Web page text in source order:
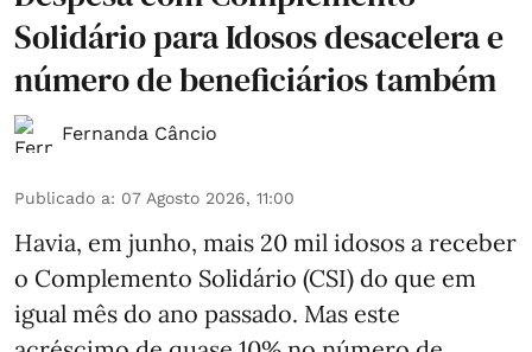
Solidário para Idosos desacelera e
número de beneficiários também
Fernanda Câncio
Publicado a: 07 Agosto 2026, 11:00
Havia, em junho, mais 20 mil idosos a receber
o Complemento Solidário (CSI) do que em
igual mês do ano passado. Mas este